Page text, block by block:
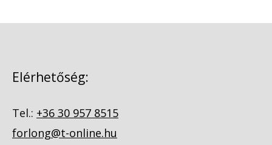
Elérhetőség:
Tel.: +36 30 957 8515
forlong@t-online.hu